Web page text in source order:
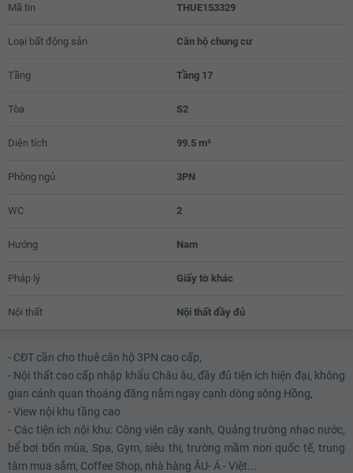
Mã tin THUE153329
Loại bất động sản Căn hộ chung cư
Tầng Tầng 17
Tòa S2
Diện tích 99.5 m²
Phòng ngủ 3PN
WC 2
Hướng Nam
Pháp lý Giấy tờ khác
Nội thất Nội thất đầy đủ
- CĐT cần cho thuê căn hộ 3PN cao cấp,
- Nội thất cao cấp nhập khẩu Châu âu, đầy đủ tiện ích hiện đại, không
gian cảnh quan thoáng đãng nằm ngay cạnh dòng sông Hồng,
- View nội khu tầng cao
- Các tiện ích nội khu: Công viên cây xanh, Quảng trường nhạc nước,
bể bơi bốn mùa, Spa, Gym, siêu thị, trường mầm non quốc tế, trung
tâm mua sắm, Coffee Shop, nhà hàng ÂU- Á - Việt...